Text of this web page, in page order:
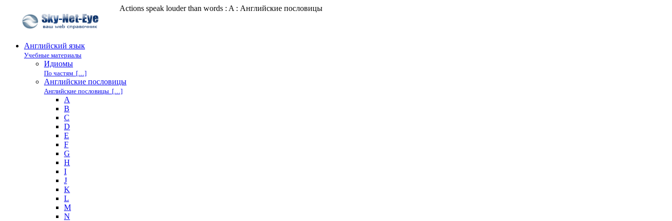
Actions speak louder than words : A : Английские пословицы
Английский язык
Учебные материалы
Идиомы
По частям […]
Английские пословицы
Английские пословицы […]
A
B
C
D
E
F
G
H
I
J
K
L
M
N